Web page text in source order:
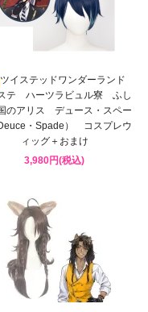
ツイステッドワンダーランド
テ ハーツラビュル寮 ふし
のアリス デュース・スペー
・Spade） コスプレウ
ィッグ＋おまけ
3,980円(税込)